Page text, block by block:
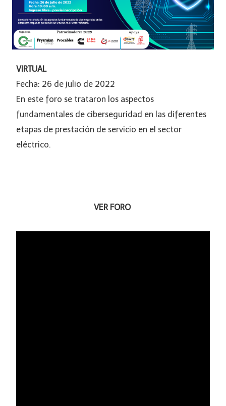
VIRTUAL
Fecha: 26 de julio de 2022
En este foro se trataron los aspectos
fundamentales de ciberseguridad en las diferentes
etapas de prestación de servicio en el sector
eléctrico.
VER FORO